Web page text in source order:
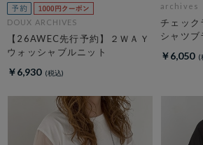
DOUX ARCHIVES
【26AWEC先行予約】２ＷＡＹ
ウォッシャブルニット
￥6,930
archives
チェック
シャツブ
￥6,050